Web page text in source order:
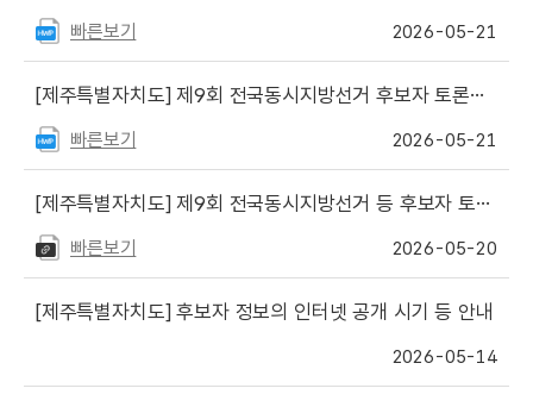
빠른보기 2026-05-21
[제주특별자치도] 제9회 전국동시지방선거 후보자 토론회 개최 공표
빠른보기 2026-05-21
[제주특별자치도] 제9회 전국동시지방선거 등 후보자 토론회 중계방송 안내
빠른보기 2026-05-20
[제주특별자치도] 후보자 정보의 인터넷 공개 시기 등 안내
2026-05-14